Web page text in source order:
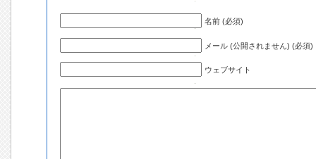
名前 (必須)
メール (公開されません) (必須)
ウェブサイト